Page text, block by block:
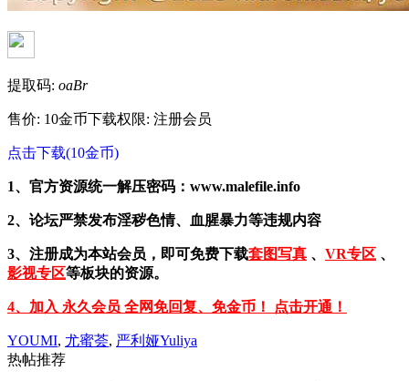
提取码: oaBr
售价: 10金币下载权限: 注册会员
点击下载(10金币)
1、官方资源统一解压密码：www.malefile.info
2、论坛严禁发布淫秽色情、血腥暴力等违规内容
3、注册成为本站会员，即可免费下载套图写真 、 VR专区 、
影视专区等板块的资源。
4、加入 永久会员 全网免回复、免金币！ 点击开通！
YOUMI, 尤蜜荟, 严利娅Yuliya
热帖推荐